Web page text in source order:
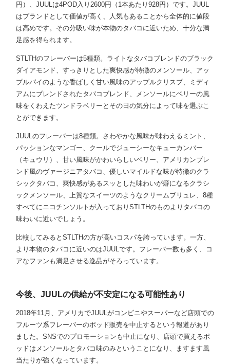
円）、JUULは4POD入り2600円（1本あたり928円）です。JUUL
はブランドとして価値が高く、人気もあることから全体的に値段
は高めです。その分吸い味が本物のタバコに近いため、十分な満
足感を得られます。
STLTHのフレーバーは5種類。ライトなタバコブレンドのブラック
ダイアモンド、すっきりとした爽快感が特徴のメンソール、アッ
プルパイのような香ばしく甘い風味のアップルクリスプ、ミディ
アムにブレンドされたタバコブレンド、メンソールにベリーの風
味をくわえたツンドラベリーとその日の気分によって味を選ぶこ
とができます。
JUULのフレーバーは8種類。さわやかな風味が味わえるミント、
パッションなマンゴー、クールでジューシーなキューカンバー
（キュウリ）、甘い風味がかわいらしいベリー、アメリカンブレ
ンド風のヴァージニアタバコ、優しいマイルドな味が特徴のクラ
シックタバコ、爽快感があるスッとした味わいが癖になるクラシ
ックメンソール、上質なスイーツのようなクリームブリュレ、8種
すべてにニコチンソルトが入っておりSTLTHのものよりタバコの
味わいに近いでしょう。
比較してみるとSTLTHの方が高いコスパを誇っています。一方、
より本物のタバコに近いのはJUULです。フレーバー数も多く、コ
アなファンも満足させる逸品がそろっています。
今後、JUULの供給が不安定になる可能性あり
2018年11月、アメリカでJUULがコンビニやスーパーなど店頭での
フルーツ系フレーバーのポッド販売を中止するという報道があり
ました。SNSでのプロモーションも中止になり、店頭で買えるポ
ッドはメンソールとタバコ味のみということになり、ますます風
当たりが強くなっています。